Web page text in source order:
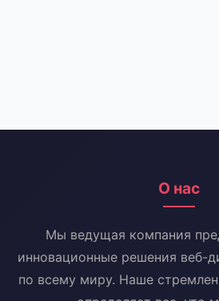
О нас
Мы ведущая компания
инновационные решения веб-
по всему миру. Наше